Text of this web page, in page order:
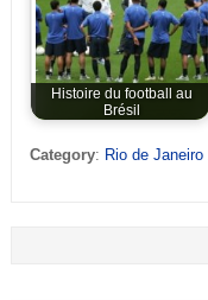
Histoire du football au
Brésil
Category: Rio de Janeiro